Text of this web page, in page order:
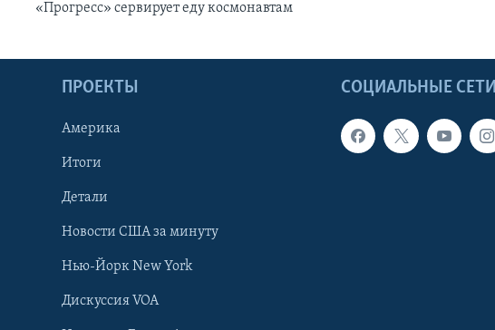
«Прогресс» сервирует еду космонавтам
СОЦИАЛЬНЫЕ СЕТИ
ПРОЕКТЫ
Америка
Итоги
Детали
Новости США за минуту
Нью-Йорк New York
Дискуссия VOA